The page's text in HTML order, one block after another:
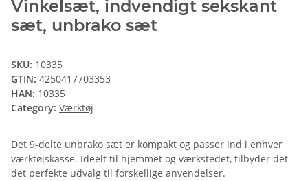
Vinkelsæt, indvendigt sekskant
sæt, unbrako sæt
SKU: 10335
GTIN: 4250417703353
HAN: 10335
Category: Værktøj
Det 9-delte unbrako sæt er kompakt og passer ind i enhver
værktøjskasse. Ideelt til hjemmet og værkstedet, tilbyder det
det perfekte udvalg til forskellige anvendelser.